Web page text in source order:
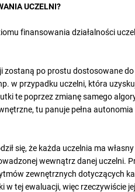
UCZELNI?
finansowania działalności
zostaną po prostu dostosowane
w przypadku uczelni, która
te poprzez zmianę samego
tu panuje pełna
się, że każda uczelnia ma
wewnątrz danej uczelni.
zewnętrznych dotyczących
tej ewaluacji, więc rzeczywiście